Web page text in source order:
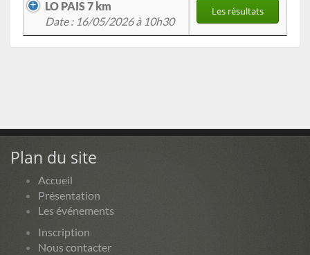
LO PAIS 7 km
Date : 16/05/2026 à 10h30
Les résultats
Plan du site
Accueil
Présentation
Les événements
Inscription
Nous contacter